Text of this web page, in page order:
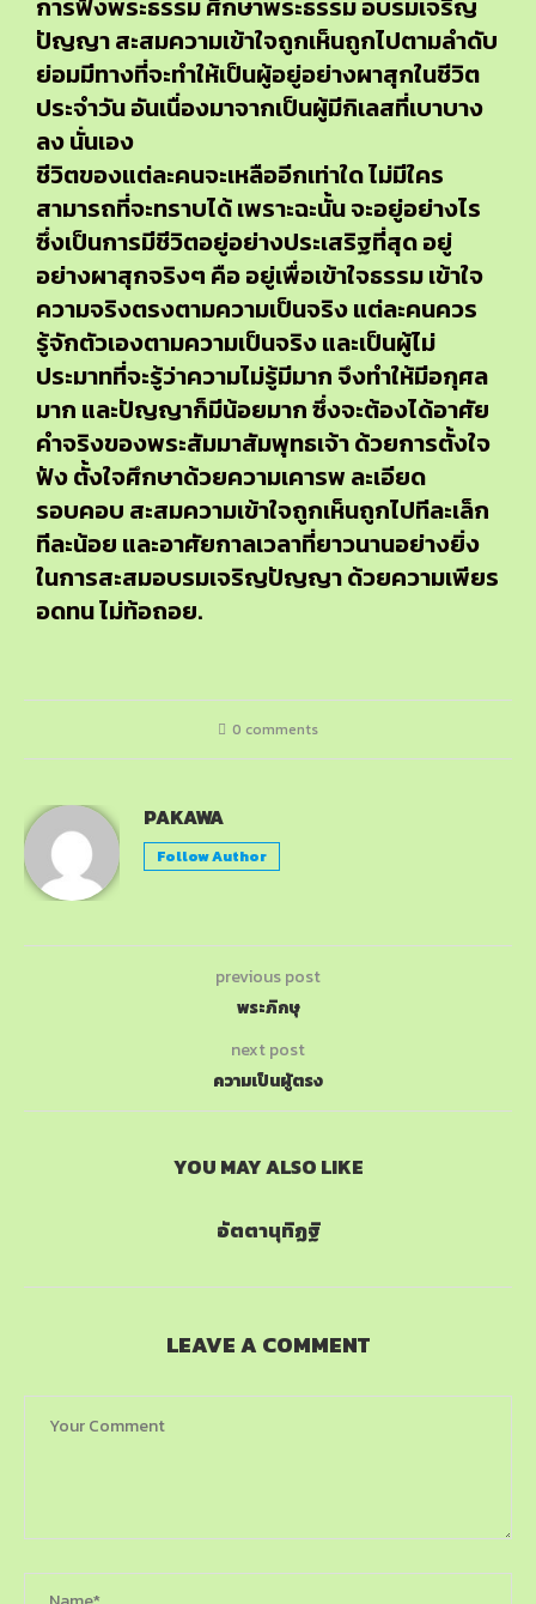
การฟังพระธรรม ศึกษาพระธรรม อบรมเจริญ
ปัญญา สะสมความเข้าใจถูกเห็นถูกไปตามลำดับ
ย่อมมีทางที่จะทำให้เป็นผู้อยู่อย่างผาสุกในชีวิต
ประจำวัน อันเนื่องมาจากเป็นผู้มีกิเลสที่เบาบาง
ลง นั่นเอง
ชีวิตของแต่ละคนจะเหลืออีกเท่าใด ไม่มีใคร
สามารถที่จะทราบได้ เพราะฉะนั้น จะอยู่อย่างไร
ซึ่งเป็นการมีชีวิตอยู่อย่างประเสริฐที่สุด อยู่
อย่างผาสุกจริงๆ คือ อยู่เพื่อเข้าใจธรรม เข้าใจ
ความจริงตรงตามความเป็นจริง แต่ละคนควร
รู้จักตัวเองตามความเป็นจริง และเป็นผู้ไม่
ประมาทที่จะรู้ว่าความไม่รู้มีมาก จึงทำให้มีอกุศล
มาก และปัญญาก็มีน้อยมาก ซึ่งจะต้องได้อาศัย
คำจริงของพระสัมมาสัมพุทธเจ้า ด้วยการตั้งใจ
ฟัง ตั้งใจศึกษาด้วยความเคารพ ละเอียด
รอบคอบ สะสมความเข้าใจถูกเห็นถูกไปทีละเล็ก
ทีละน้อย และอาศัยกาลเวลาที่ยาวนานอย่างยิ่ง
ในการสะสมอบรมเจริญปัญญา ด้วยความเพียร
อดทน ไม่ท้อถอย.
0 comments
PAKAWA
Follow Author
previous post
พระภิกษุ
next post
ความเป็นผู้ตรง
YOU MAY ALSO LIKE
อัตตานุทิฏฐิ
LEAVE A COMMENT